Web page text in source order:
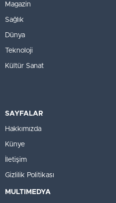
Magazin
Sağlık
Dünya
Teknoloji
Kültür Sanat
SAYFALAR
Hakkımızda
Künye
İletişim
Gizlilik Politikası
MULTIMEDYA